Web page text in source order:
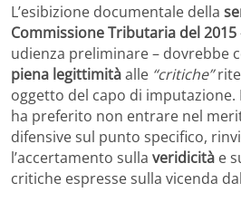
L’esibizione documentale della
Commissione Tributaria del 2015
udienza preliminare – dovrebbe
piena legittimitàalle “critiche”
oggetto del capo di imputazione.
ha preferito non entrare nel
difensive sul punto specifico,
l’accertamento sulla veridicità e
critiche espresse sulla vicenda